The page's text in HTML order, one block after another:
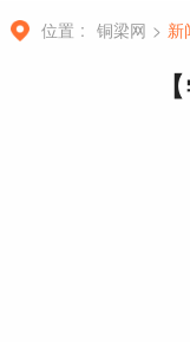
位置 : 铜梁网 > 新